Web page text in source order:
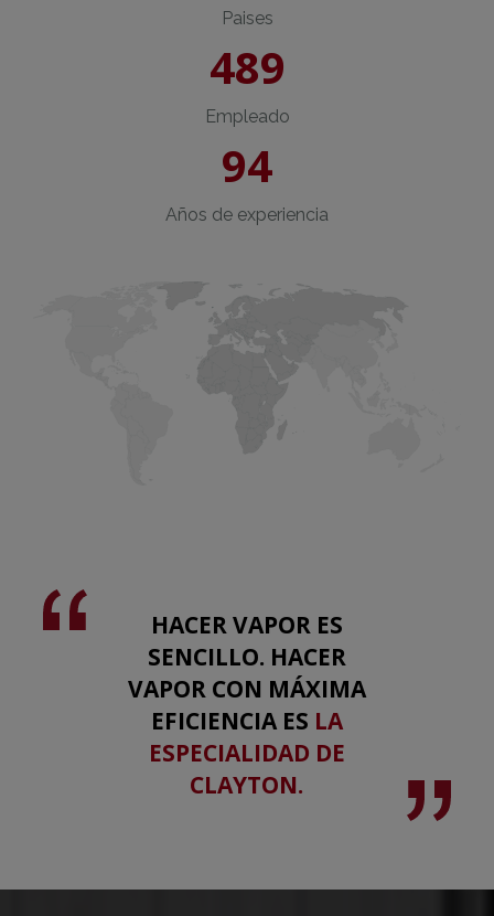
Paises
489
Empleado
94
Años de experiencia
HACER VAPOR ES
SENCILLO. HACER
VAPOR CON MÁXIMA
EFICIENCIA ES LA
ESPECIALIDAD DE
CLAYTON.